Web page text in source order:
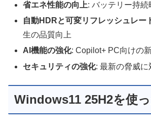
省エネ性能の向上: バッテリー持
自動HDRと可変リフレッシュレー
生の品質向上
AI機能の強化: Copilot+ PC向けの
セキュリティの強化: 最新の脅威
Windows11 25H2を使